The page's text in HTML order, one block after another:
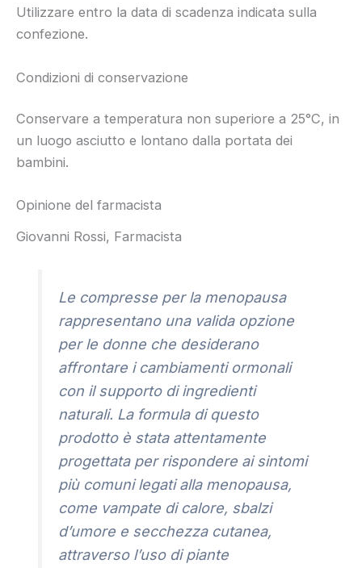
Utilizzare entro la data di scadenza indicata sulla
confezione.
Condizioni di conservazione
Conservare a temperatura non superiore a 25°C, in
un luogo asciutto e lontano dalla portata dei
bambini.
Opinione del farmacista
Giovanni Rossi, Farmacista
Le compresse per la menopausa
rappresentano una valida opzione
per le donne che desiderano
affrontare i cambiamenti ormonali
con il supporto di ingredienti
naturali. La formula di questo
prodotto è stata attentamente
progettata per rispondere ai sintomi
più comuni legati alla menopausa,
come vampate di calore, sbalzi
d’umore e secchezza cutanea,
attraverso l’uso di piante